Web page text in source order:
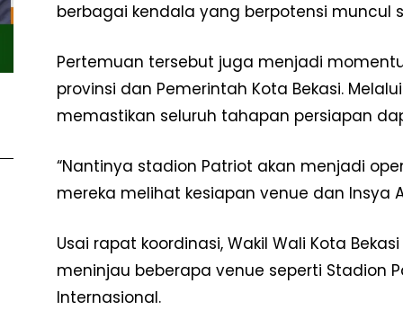
berbagai kendala yang berpotensi muncul
Pertemuan tersebut juga menjadi
provinsi dan Pemerintah Kota Bekasi.
memastikan seluruh tahapan persiapan
“Nantinya stadion Patriot akan menjadi
mereka melihat kesiapan venue dan Insya
Usai rapat koordinasi, Wakil Wali Kota
meninjau beberapa venue seperti Stadion
Internasional.